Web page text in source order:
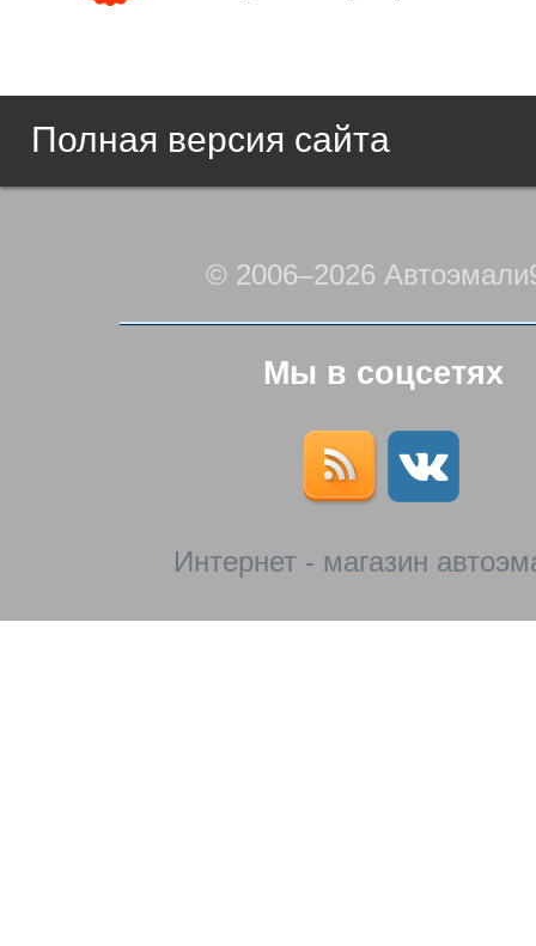
Полная версия сайта
© 2006–2026
Мы в соцсетях
Интернет - магазин